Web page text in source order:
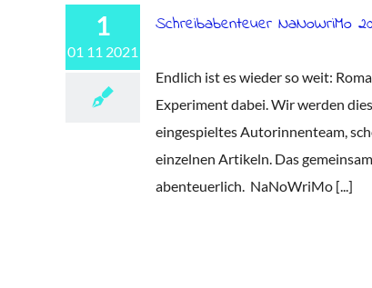
1
01 11 2021
Schreibabenteuer NaNoWriMo
Endlich ist es wieder so weit:
Experiment dabei. Wir werden
eingespieltes Autorinnenteam,
einzelnen Artikeln. Das
abenteuerlich. NaNoWriMo [...]